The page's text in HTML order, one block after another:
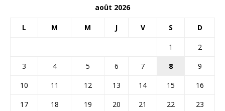
août 2026
L M M J V S D
1
2
3
4 5 6 7 8
9
10
11 12 13 14 15
16
17
18 19 20 21 22
23